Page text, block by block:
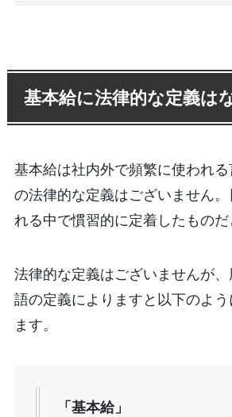
基本給に法律的な定義は
基本給は社内外で頻繁に使われ
の法律的な定義はございません
れる中で慣習的に定着したものだ
法律的な定義はございませんが
語の定義によりますと以下のよ
ます。
「基本給」